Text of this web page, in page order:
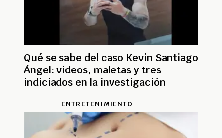
Qué se sabe del caso Kevin Santiago
Ángel: videos, maletas y tres
indiciados en la investigación
ENTRETENIMIENTO